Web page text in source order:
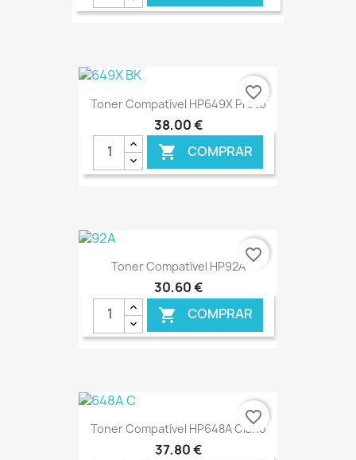
€ ONLINE
Toner Compatível HP649X Preto
38,00 €
 COMPRAR
€ ONLINE
favorite_border
Toner Compatível HP92A
30,60 €
 COMPRAR
€ ONLINE
favorite_border
Toner Compatível HP648A Ciano
37,80 €
favorite_border